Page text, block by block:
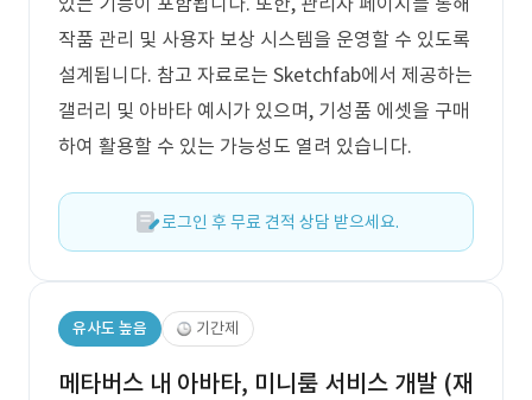
작품 관리 및 사용자 보상 시스템을 운영할 수 있도록
설계됩니다. 참고 자료로는 Sketchfab에서 제공하는
갤러리 및 아바타 예시가 있으며, 기성품 에셋을 구매
하여 활용할 수 있는 가능성도 열려 있습니다.
로그인 후 무료 견적 상담 받으세요.
유사도 높음 기간제
메타버스 내 아바타, 미니룸 서비스 개발 (재